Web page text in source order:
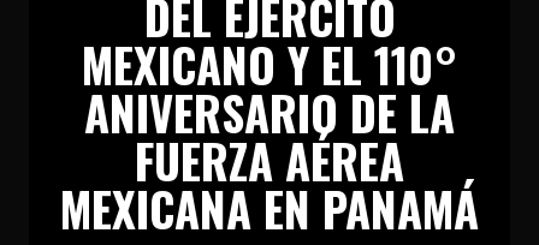
DEL EJÉRCITO
MEXICANO Y EL 110°
ANIVERSARIO DE LA
FUERZA AÉREA
MEXICANA EN PANAMÁ